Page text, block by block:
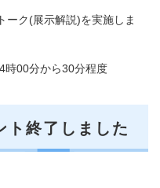
ク(展示解説)を実施しま
00分から30分程度
終了しました